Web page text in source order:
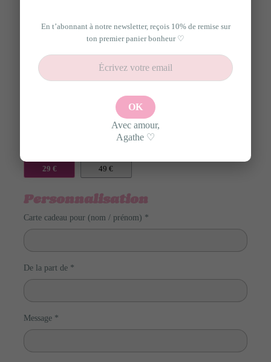
2 versions possibles déclinaison 20 min (29€) ou 45 min
♡ Boisson rafraichissante ou chaude
♡ Choix et discussion de tes préférences sur les zones du
♡ Papouilles sensorielles avec mains et outils de
♡ Immersion zen avec musique
NB : Soin uniquement réservé aux femmes et enfants
29 € 49 €
Personnalisation
Carte cadeau pour (nom / prénom) *
De la part de *
Message *
En t’abonnant à notre newsletter, reçois 10% de remise sur
ton premier panier bonheur ♡
Avec amour,
Agathe ♡